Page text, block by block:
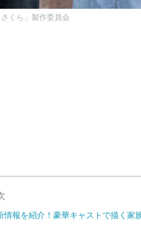
くら」製作委員会
情報を紹介！豪華キャストで描く家